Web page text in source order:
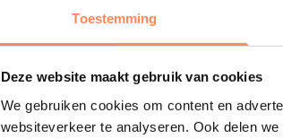
Toestemming
Deze website maakt gebruik van cookies
We gebruiken cookies om content en
websiteverkeer te analyseren. Ook delen